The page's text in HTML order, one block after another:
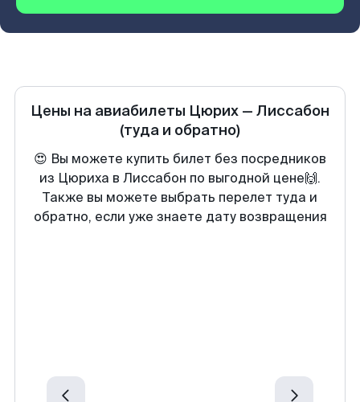
Цены на авиабилеты Цюрих — Лиссабон
(туда и обратно)
😍 Вы можете купить билет без посредников
из Цюриха в Лиссабон по выгодной цене🙌.
Также вы можете выбрать перелет туда и
обратно, если уже знаете дату возвращения